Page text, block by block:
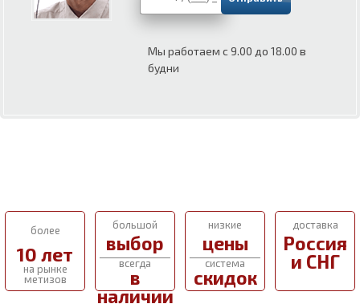
Мы работаем с 9.00 до 18.00 в
будни
более
10 лет
на рынке
метизов
большой
выбор
всегда
в
наличии
низкие
цены
система
скидок
доставка
Россия
и СНГ